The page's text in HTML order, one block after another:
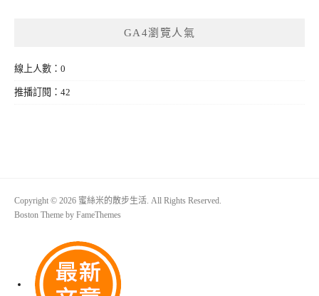
GA4瀏覽人氣
線上人數：0
推播訂閱：42
Copyright © 2026 蜜絲米的散步生活. All Rights Reserved.
Boston Theme by FameThemes